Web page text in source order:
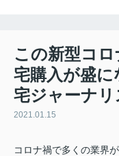
この新型コ
宅購入が盛
宅ジャーナリ
2021.01.15
コロナ禍で多くの業界